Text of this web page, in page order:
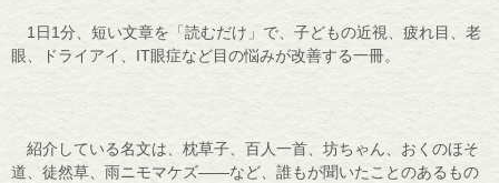
1日1分、短い文章を「読むだけ」で、子どもの近視、疲れ目、老
眼、ドライアイ、IT眼症など目の悩みが改善する一冊。
紹介している名文は、枕草子、百人一首、坊ちゃん、おくのほそ
道、徒然草、雨ニモマケズ――など、誰もが聞いたことのあるもの